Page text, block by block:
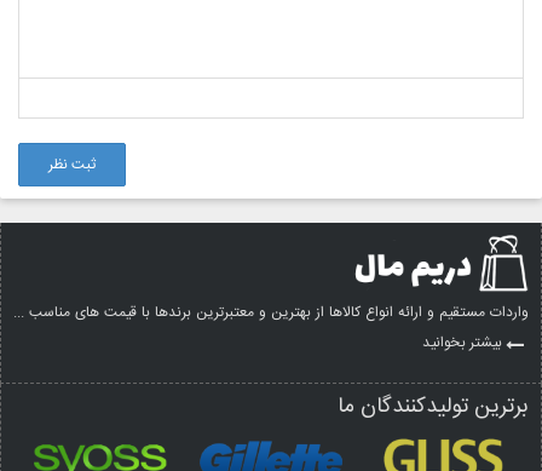
ثبت نظر
واردات مستقیم و ارائه انواع کالاها از بهترین و معتبرترین برندها با قیمت های مناسب ...
بیشتر بخوانید
برترین تولیدکنندگان ما